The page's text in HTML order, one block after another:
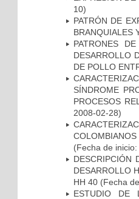
10)
PATRÓN DE
BRANQUIALES
PATRONES
DESARROLLO
DE POLLO
SÍNDROME
PROCESOS
2008-02-28)
(Fecha de
DESCRIPCIÓN
DESARROLLO
HH 40 (Fecha
ESTUDIO DE